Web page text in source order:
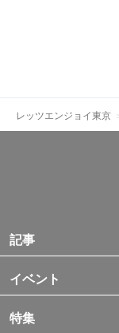
レッツエンジョイ東京
記事
イベント
特集